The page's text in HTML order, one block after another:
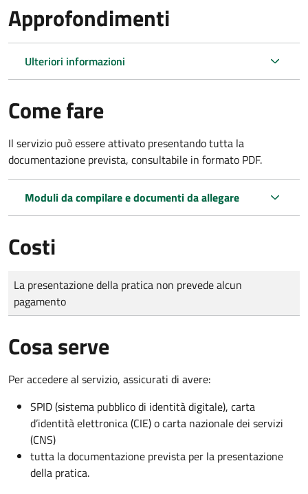
Approfondimenti
Ulteriori informazioni
Come fare
Il servizio può essere attivato presentando tutta la
documentazione prevista, consultabile in formato PDF.
Moduli da compilare e documenti da allegare
Costi
Tipo di pagamento
Importo
La presentazione della pratica non prevede alcun
pagamento
Cosa serve
Per accedere al servizio, assicurati di avere:
SPID (sistema pubblico di identità digitale), carta
d’identità elettronica (CIE) o carta nazionale dei servizi
(CNS)
tutta la documentazione prevista per la presentazione
della pratica.